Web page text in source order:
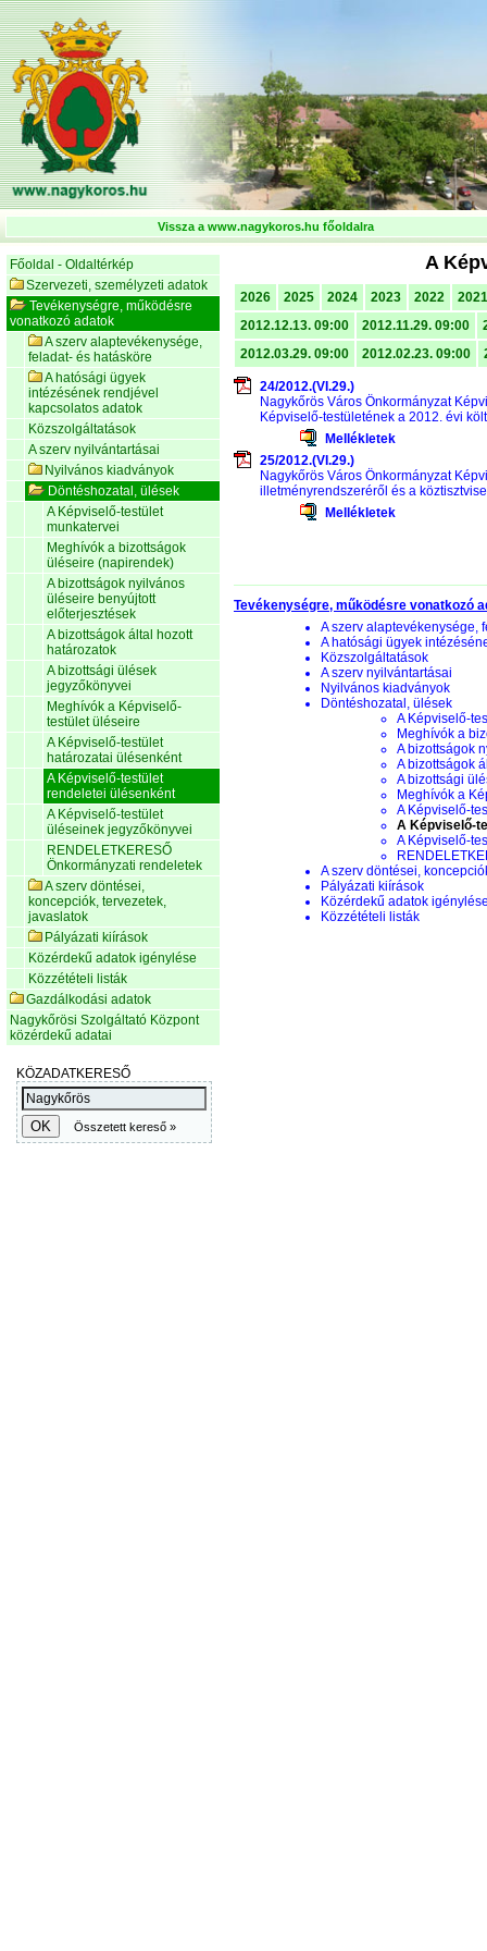
Vissza a www.nagykoros.hu főoldalra
Főoldal - Oldaltérkép
Szervezeti, személyzeti adatok
Tevékenységre, működésre
vonatkozó adatok
A szerv alaptevékenysége,
feladat- és hatásköre
A hatósági ügyek
intézésének rendjével
kapcsolatos adatok
Közszolgáltatások
A szerv nyilvántartásai
Nyilvános kiadványok
Döntéshozatal, ülések
A Képviselő-testület
munkatervei
Meghívók a bizottságok
üléseire (napirendek)
A bizottságok nyilvános
üléseire benyújtott
előterjesztések
A bizottságok által hozott
határozatok
A bizottsági ülések
jegyzőkönyvei
Meghívók a Képviselő-
testület üléseire
A Képviselő-testület
határozatai ülésenként
A Képviselő-testület
rendeletei ülésenként
A Képviselő-testület
üléseinek jegyzőkönyvei
RENDELETKERESŐ
Önkormányzati rendeletek
A szerv döntései,
koncepciók, tervezetek,
javaslatok
Pályázati kiírások
Közérdekű adatok igénylése
Közzétételi listák
Gazdálkodási adatok
Nagykőrösi Szolgáltató Központ
közérdekű adatai
A
2026 2025 2024 2023 2022
2021
2012.12.13. 09:00
2012.11.29. 09:00
2012.03.29. 09:00
2012.02.23. 09:00
24/2012.(VI.29.)
Nagykőrös Város Önkormányzat
Képviselő-testületének a 2012. évi
Mellékletek
25/2012.(VI.29.)
Nagykőrös Város Önkormányzat
illetményrendszeréről és a
Mellékletek
Tevékenységre, működésre vonatkozó
A szerv alaptevékenysége,
A hatósági ügyek
Közszolgáltatások
A szerv nyilvántartásai
Nyilvános kiadványok
Döntéshozatal, ülések
A Képviselő-
Meghívók a
A bizottságok
A bizottságok
A bizottsági
Meghívók a
A Képviselő-
A Képviselő-
A Képviselő-
A szerv döntései,
Pályázati kiírások
Közérdekű adatok
Közzétételi listák